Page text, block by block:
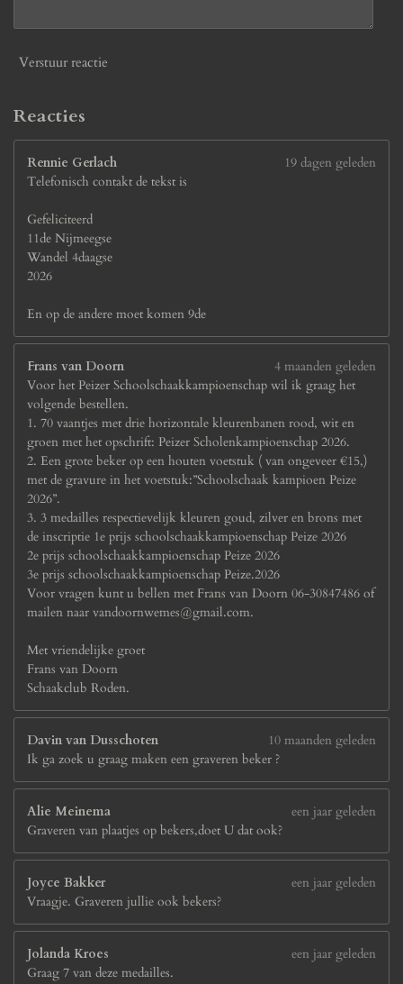
e
Verstuur reactie
Reacties
Rennie Gerlach
19 dagen geleden
Telefonisch contakt de tekst is
Gefeliciteerd
11de Nijmeegse
Wandel 4daagse
2026
En op de andere moet komen 9de
Frans van Doorn
4 maanden geleden
Voor het Peizer Schoolschaakkampioenschap wil ik graag het
volgende bestellen.
1. 70 vaantjes met drie horizontale kleurenbanen rood, wit en
groen met het opschrift: Peizer Scholenkampioenschap 2026.
2. Een grote beker op een houten voetstuk ( van ongeveer €15,)
met de gravure in het voetstuk:”Schoolschaak kampioen Peize
2026”.
3. 3 medailles respectievelijk kleuren goud, zilver en brons met
de inscriptie 1e prijs schoolschaakkampioenschap Peize 2026
2e prijs schoolschaakkampioenschap Peize 2026
3e prijs schoolschaakkampioenschap Peize.2026
Voor vragen kunt u bellen met Frans van Doorn 06-30847486 of
mailen naar vandoornwemes@gmail.com.
Met vriendelijke groet
Frans van Doorn
Schaakclub Roden.
Davin van Dusschoten
10 maanden geleden
Ik ga zoek u graag maken een graveren beker ?
Alie Meinema
een jaar geleden
Graveren van plaatjes op bekers,doet U dat ook?
Joyce Bakker
een jaar geleden
Vraagje. Graveren jullie ook bekers?
Jolanda Kroes
een jaar geleden
Graag 7 van deze medailles.